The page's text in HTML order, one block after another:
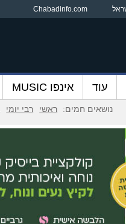
Chabadinfo.com
עוד אינפו MUSIC
נושאים חמים: ראשי רבי יומי